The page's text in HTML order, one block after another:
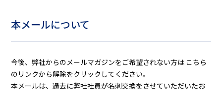
本メールについて
今後、弊社からのメールマガジンをご希望されない方は こちら
のリンクから解除をクリックしてください。
本メールは、過去に弊社社員が名刺交換をさせていただいたお